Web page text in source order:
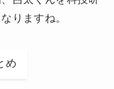
りますね。
め